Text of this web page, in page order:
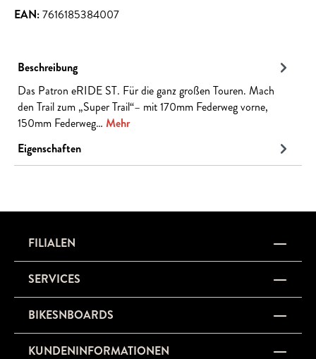
EAN:7616185384007
Beschreibung
Das Patron eRIDE ST. Für die ganz großen Touren. Mach
den Trail zum „Super Trail“– mit 170mm Federweg vorne,
150mm Federweg… Mehr
Eigenschaften
FILIALEN
SERVICES
BIKESNBOARDS
KUNDENINFORMATIONEN